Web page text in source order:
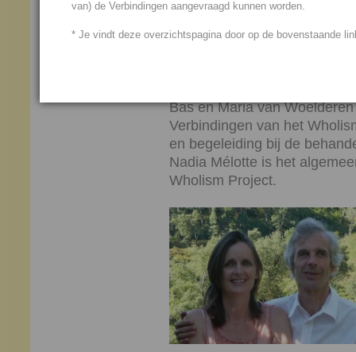
Aarde, mens, dier en plant
ontwikkeling naar een
Bas en Maria van
Verbindingen van het
en begeleiding bij de
Nadia Mélotte is het
Wholism Project.
van) de Verbindingen aangevraagd kunnen worden.
* Je vindt deze overzichtspagina door op de bovenstaande